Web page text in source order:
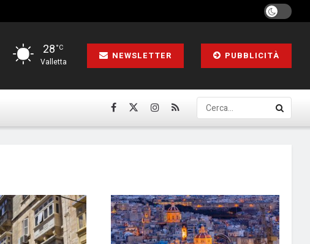
28°C
Valletta
NEWSLETTER PUBBLICITÀ